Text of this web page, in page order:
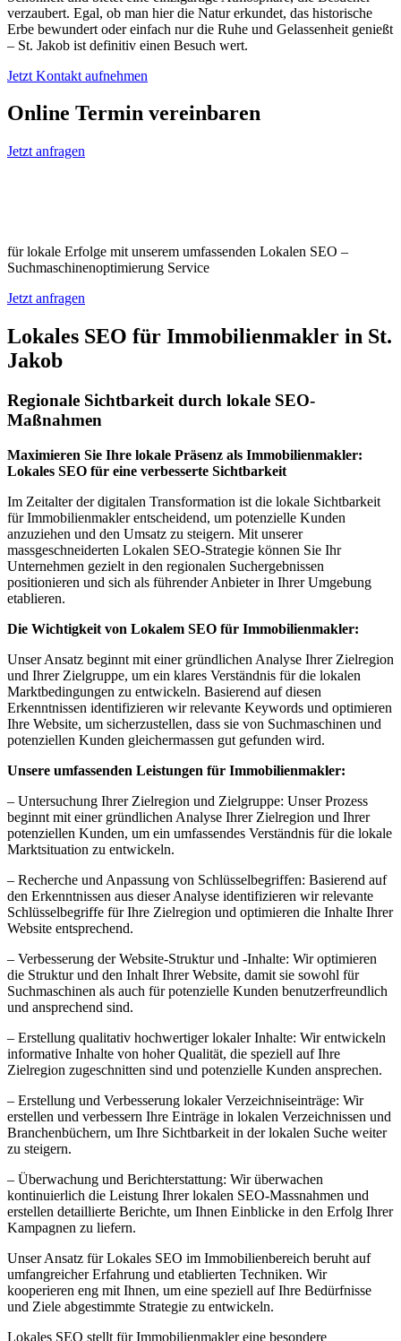
verzaubert. Egal, ob man hier die Natur erkundet, das historische
Erbe bewundert oder einfach nur die Ruhe und Gelassenheit genießt
– St. Jakob ist definitiv einen Besuch wert.
Jetzt Kontakt aufnehmen
Online Termin vereinbaren
Jetzt anfragen
für lokale Erfolge mit unserem umfassenden Lokalen SEO –
Suchmaschinenoptimierung Service
Jetzt anfragen
Lokales SEO für Immobilienmakler in St.
Jakob
Regionale Sichtbarkeit durch lokale SEO-
Maßnahmen
Maximieren Sie Ihre lokale Präsenz als Immobilienmakler:
Lokales SEO für eine verbesserte Sichtbarkeit
Im Zeitalter der digitalen Transformation ist die lokale Sichtbarkeit
für Immobilienmakler entscheidend, um potenzielle Kunden
anzuziehen und den Umsatz zu steigern. Mit unserer
massgeschneiderten Lokalen SEO-Strategie können Sie Ihr
Unternehmen gezielt in den regionalen Suchergebnissen
positionieren und sich als führender Anbieter in Ihrer Umgebung
etablieren.
Die Wichtigkeit von Lokalem SEO für Immobilienmakler:
Unser Ansatz beginnt mit einer gründlichen Analyse Ihrer Zielregion
und Ihrer Zielgruppe, um ein klares Verständnis für die lokalen
Marktbedingungen zu entwickeln. Basierend auf diesen
Erkenntnissen identifizieren wir relevante Keywords und optimieren
Ihre Website, um sicherzustellen, dass sie von Suchmaschinen und
potenziellen Kunden gleichermassen gut gefunden wird.
Unsere umfassenden Leistungen für Immobilienmakler:
– Untersuchung Ihrer Zielregion und Zielgruppe: Unser Prozess
beginnt mit einer gründlichen Analyse Ihrer Zielregion und Ihrer
potenziellen Kunden, um ein umfassendes Verständnis für die lokale
Marktsituation zu entwickeln.
– Recherche und Anpassung von Schlüsselbegriffen: Basierend auf
den Erkenntnissen aus dieser Analyse identifizieren wir relevante
Schlüsselbegriffe für Ihre Zielregion und optimieren die Inhalte Ihrer
Website entsprechend.
– Verbesserung der Website-Struktur und -Inhalte: Wir optimieren
die Struktur und den Inhalt Ihrer Website, damit sie sowohl für
Suchmaschinen als auch für potenzielle Kunden benutzerfreundlich
und ansprechend sind.
– Erstellung qualitativ hochwertiger lokaler Inhalte: Wir entwickeln
informative Inhalte von hoher Qualität, die speziell auf Ihre
Zielregion zugeschnitten sind und potenzielle Kunden ansprechen.
– Erstellung und Verbesserung lokaler Verzeichniseinträge: Wir
erstellen und verbessern Ihre Einträge in lokalen Verzeichnissen und
Branchenbüchern, um Ihre Sichtbarkeit in der lokalen Suche weiter
zu steigern.
– Überwachung und Berichterstattung: Wir überwachen
kontinuierlich die Leistung Ihrer lokalen SEO-Massnahmen und
erstellen detaillierte Berichte, um Ihnen Einblicke in den Erfolg Ihrer
Kampagnen zu liefern.
Unser Ansatz für Lokales SEO im Immobilienbereich beruht auf
umfangreicher Erfahrung und etablierten Techniken. Wir
kooperieren eng mit Ihnen, um eine speziell auf Ihre Bedürfnisse
und Ziele abgestimmte Strategie zu entwickeln.
Lokales SEO stellt für Immobilienmakler eine besondere